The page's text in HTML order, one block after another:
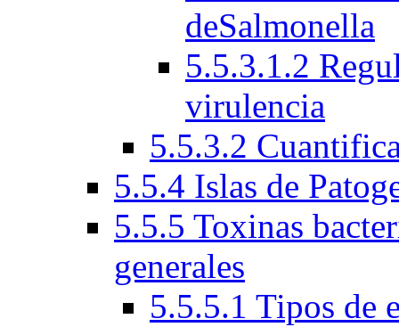
deSalmonella
5.5.3.1.2
virulencia
5.5.3.2
5.5.4 Islas de
5.5.5 Toxinas
generales
5.5.5.1 Tipos de